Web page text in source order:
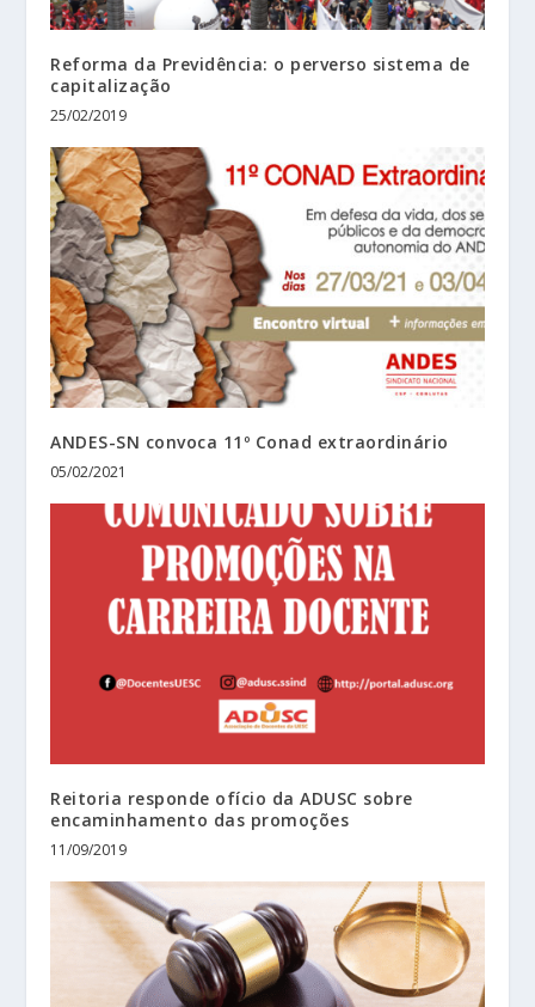
Reforma da Previdência: o perverso sistema de
capitalização
25/02/2019
ANDES-SN convoca 11º Conad extraordinário
05/02/2021
Reitoria responde ofício da ADUSC sobre
encaminhamento das promoções
11/09/2019